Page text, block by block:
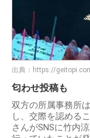
出典： https://
匂わせ投稿も
双方の所属事務所
し、交際を認める
さんがSNSに竹内